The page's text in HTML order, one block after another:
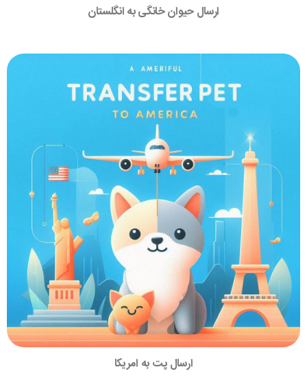
ارسال حیوان خانگی به انگلستان
ارسال پت به امریکا